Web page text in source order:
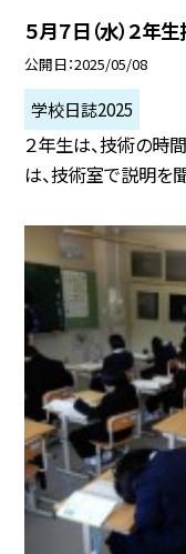
５月７日（水）２年
公開日 2025/05/08
学校日誌2025
２年生は、技術の時
は、技術室で説明を